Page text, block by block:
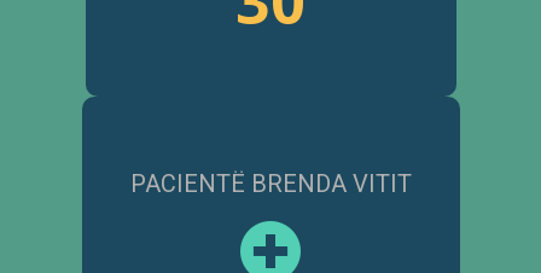
PACIENTË BRENDA VITIT